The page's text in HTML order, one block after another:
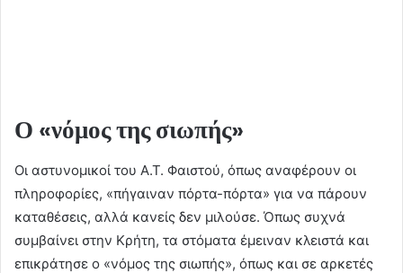
Ο «νόμος της σιωπής»
Οι αστυνομικοί του Α.Τ. Φαιστού, όπως αναφέρουν οι
πληροφορίες, «πήγαιναν πόρτα-πόρτα» για να πάρουν
καταθέσεις, αλλά κανείς δεν μιλούσε. Όπως συχνά
συμβαίνει στην Κρήτη, τα στόματα έμειναν κλειστά και
επικράτησε ο «νόμος της σιωπής», όπως και σε αρκετές